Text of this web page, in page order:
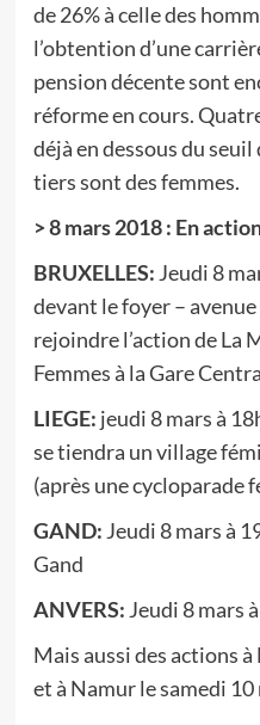
de 26% à celle des
l’obtention d’une
pension décente sont
réforme en cours.
déjà en dessous du
tiers sont des femmes.
> 8 mars 2018 : En
BRUXELLES: Jeudi 8
devant le foyer –
rejoindre l’action de La
Femmes à la Gare
LIEGE: jeudi 8 mars à
se tiendra un village
(après une cycloparade
GAND: Jeudi 8 mars à
Gand
ANVERS: Jeudi 8 mars
Mais aussi des actions
et à Namur le samedi 10